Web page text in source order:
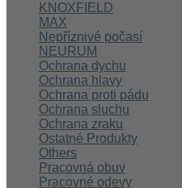
KNOXFIELD
MAX
Nepříznivé počasí
NEURUM
Ochrana dychu
Ochrana hlavy
Ochrana proti pádu
Ochrana sluchu
Ochrana zraku
Ostatné Produkty
Others
Pracovná obuv
Pracovné odevy